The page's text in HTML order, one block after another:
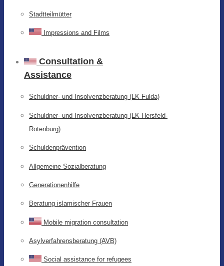
Stadtteilmütter
Impressions and Films
Consultation &
Assistance
Schuldner- und Insolvenzberatung (LK Fulda)
Schuldner- und Insolvenzberatung (LK Hersfeld-
Rotenburg)
Schuldenprävention
Allgemeine Sozialberatung
Generationenhilfe
Beratung islamischer Frauen
Mobile migration consultation
Asylverfahrensberatung (AVB)
Social assistance for refugees